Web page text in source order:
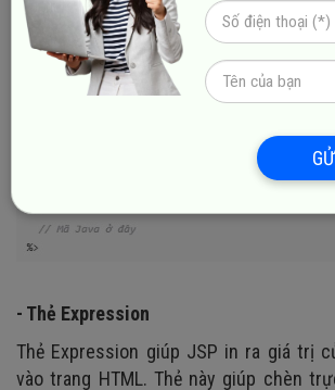
- Thẻ Scriptlet
Scriptlet cho phép nhúng mã Java
Java, xử lý logic chương trình
scriptlet thường là mã Java như khai
- Thẻ Expression
Thẻ Expression giúp JSP in ra giá trị
vào trang HTML. Thẻ này giúp chèn